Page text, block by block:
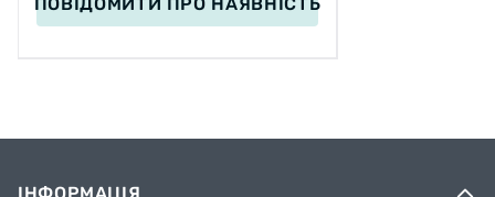
ПОВІДОМИТИ ПРО НАЯВНІСТЬ